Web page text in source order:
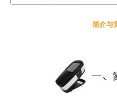
简介与